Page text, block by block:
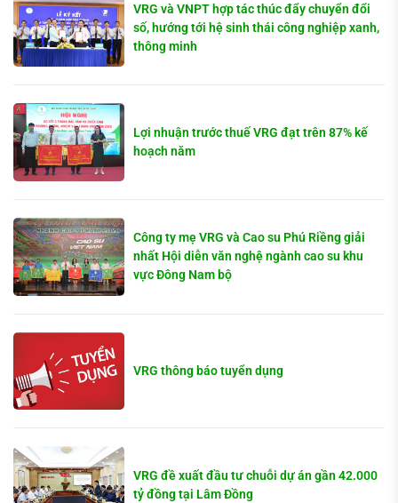
VRG và VNPT hợp tác thúc đẩy chuyển đổi
số, hướng tới hệ sinh thái công nghiệp xanh,
thông minh
Lợi nhuận trước thuế VRG đạt trên 87% kế
hoạch năm
Công ty mẹ VRG và Cao su Phú Riềng giải
nhất Hội diễn văn nghệ ngành cao su khu
vực Đông Nam bộ
VRG thông báo tuyển dụng
VRG đề xuất đầu tư chuỗi dự án gần 42.000
tỷ đồng tại Lâm Đồng